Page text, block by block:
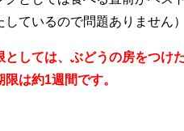
ているので問題ありません）
しては、ぶどうの房をつけ
は約1週間です。